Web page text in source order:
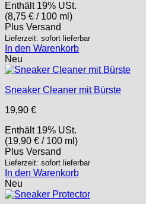
Enthält 19% USt.
(8,75 € / 100 ml)
Plus Versand
Lieferzeit: sofort lieferbar
In den Warenkorb
Neu
Sneaker Cleaner mit Bürste
19,90 €
Enthält 19% USt.
(19,90 € / 100 ml)
Plus Versand
Lieferzeit: sofort lieferbar
In den Warenkorb
Neu